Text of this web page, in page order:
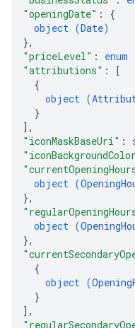
"openingDate" : {
object (Date)
},
"priceLevel" : enum
"attributions" :
[
{
object (
}
] ,
"iconMaskBaseUri" :
object (
},
object (
},
{
object (
}
] ,